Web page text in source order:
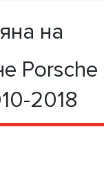
на
Porsche
2018